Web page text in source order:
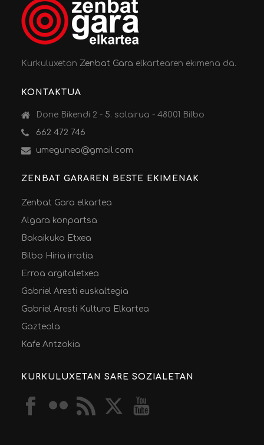
KurkuluxetanZenbat Gara elkartearen ekimena da.
KONTAKTUA
Done Bikendi 2 - 5. solairua - 48001 Bilbo
662 472 746
umegunea@gmail.com
ZENBAT GARAREN BESTE EKIMENAK
Zenbat Gara elkartea
Algara konpartsa
Bakaikuko Etxea
Bilbo Hiria irratia
Erroa argitaletxea
Gabriel Aresti euskaltegia
Gabriel Aresti Kultura Elkartea
Gazteola
Kafe Antzokia
KURKULUXETAN SARE SOZIALETAN